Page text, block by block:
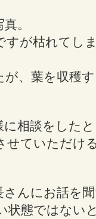
。
すが枯れてし
が、葉を収穫
相談をした
せていただけ
さんにお話を
状態ではない